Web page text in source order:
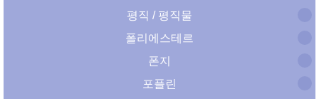
평직 / 평직물
폴리에스테르
폰지
포플린